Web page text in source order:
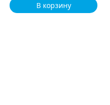
В корзину